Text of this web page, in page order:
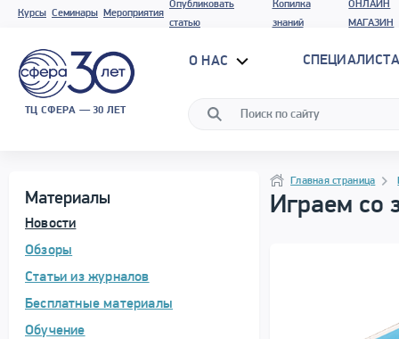
Курсы Семинары Мероприятия
Опубликовать
статью
Копилка
знаний
ОНЛАЙН
МАГАЗИН
ТЦ СФЕРА — 30 ЛЕТ
О НАС
Материалы
Новости
Обзоры
Статьи из журналов
Бесплатные материалы
Обучение
Программа материала
Навигация
НавигацияГлавная страница
Играем со